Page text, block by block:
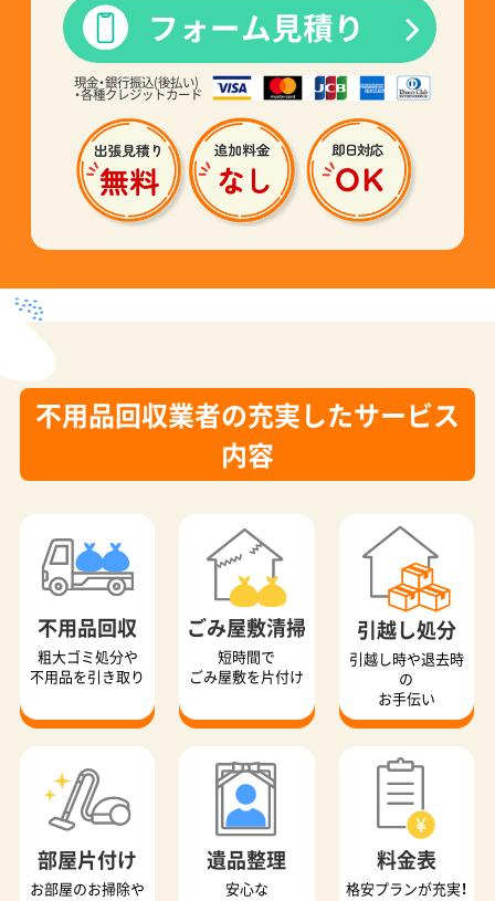
フォーム見積り
現金・銀行振込(後払い)
・各種クレジットカード
不用品回収業者の充実したサービス
内容
不用品回収
粗大ゴミ処分や
不用品を引き取り
ごみ屋敷清掃
短時間で
ごみ屋敷を片付け
引越し処分
引越し時や退去時
の
お手伝い
部屋片付け
お部屋のお掃除や
遺品整理
安心な
料金表
格安プランが充実！